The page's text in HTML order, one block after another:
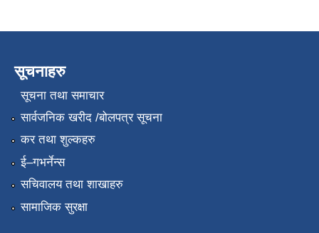
सूचनाहरु
सूचना तथा समाचार
सार्वजनिक खरीद /बोलपत्र सूचना
कर तथा शुल्कहरु
ई–गभर्नेन्स
सचिवालय तथा शाखाहरु
सामाजिक सुरक्षा